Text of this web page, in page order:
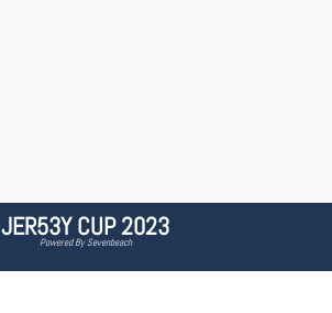
JER53Y CUP 2023
Powered By Sevenbeach